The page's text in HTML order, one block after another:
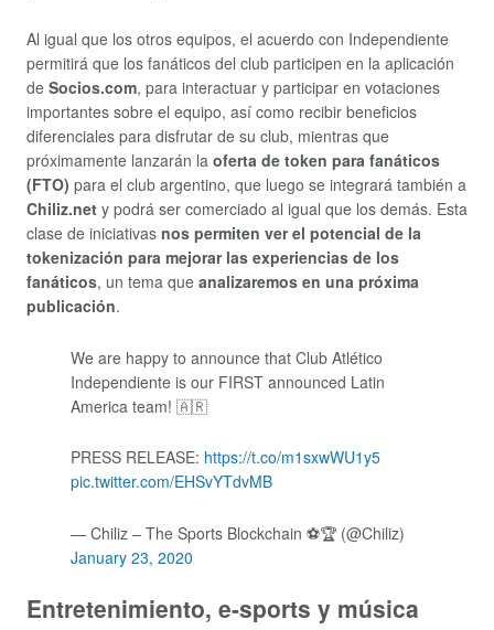
Al igual que los otros equipos, el acuerdo con Independiente
permitirá que los fanáticos del club participen en la aplicación
de Socios.com, para interactuar y participar en votaciones
importantes sobre el equipo, así como recibir beneficios
diferenciales para disfrutar de su club, mientras que
próximamente lanzarán la oferta de token para fanáticos
(FTO) para el club argentino, que luego se integrará también a
Chiliz.net y podrá ser comerciado al igual que los demás. Esta
clase de iniciativas nos permiten ver el potencial de la
tokenización para mejorar las experiencias de los
fanáticos, un tema que analizaremos en una próxima
publicación.
We are happy to announce that Club Atlético
Independiente is our FIRST announced Latin
America team! 🇦🇷
PRESS RELEASE: https://t.co/m1sxwWU1y5
pic.twitter.com/EHSvYTdvMB
— Chiliz – The Sports Blockchain ⚽🏆 (@Chiliz)
January 23, 2020
Entretenimiento, e-sports y música